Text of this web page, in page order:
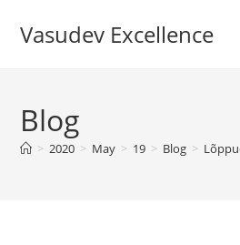
Vasudev Excellence
Blog
> 2020 > May > 19 > Blog >